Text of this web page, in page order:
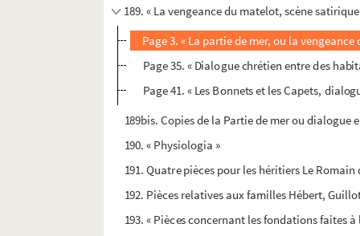
189. « La vengeance du matelot, scène
Page 3. « La partie de mer, ou la
Page 35. « Dialogue chrétien entre des
Page 41. « Les Bonnets et les Capets,
189bis. Copies de la Partie de mer ou dialogue
190. « Physiologia »
191. Quatre pièces pour les héritiers Le
192. Pièces relatives aux familles Hébert,
193. « Pièces concernant les fondations faites